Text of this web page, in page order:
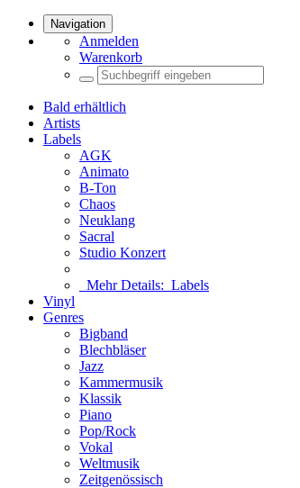
Navigation
Anmelden
Warenkorb
Bald erhältlich
Artists
Labels
AGK
Animato
B-Ton
Chaos
Neuklang
Sacral
Studio Konzert
Mehr Details: Labels
Vinyl
Genres
Bigband
Blechbläser
Jazz
Kammermusik
Klassik
Piano
Pop/Rock
Vokal
Weltmusik
Zeitgenössisch